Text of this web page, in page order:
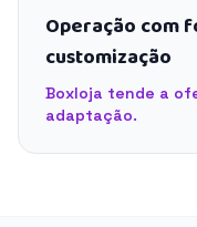
Operação com
customização
Boxloja tende a
adaptação.